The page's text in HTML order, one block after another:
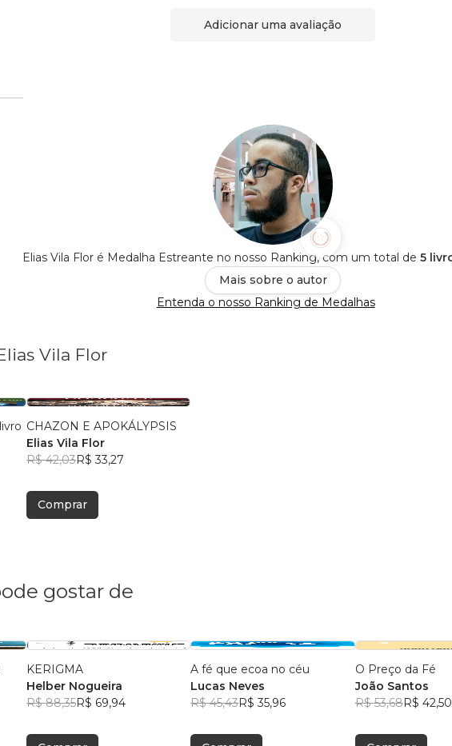
Adicionar uma avaliação
Elias Vila Flor é Medalha Estreante no nosso Ranking, com um total de 5
Mais sobre o autor
Entenda o nosso Ranking de Medalhas
Vila Flor
CHAZON E APOKÁLYPSIS
Elias Vila Flor
R$ 42,03R$ 33,27
Comprar
gostar de
KERIGMA
Helber Nogueira
R$ 88,35R$ 69,94
A fé que ecoa no céu
Lucas Neves
R$ 45,43R$ 35,96
O Preço da Fé
João Santos
R$ 53,68R$ 42,50